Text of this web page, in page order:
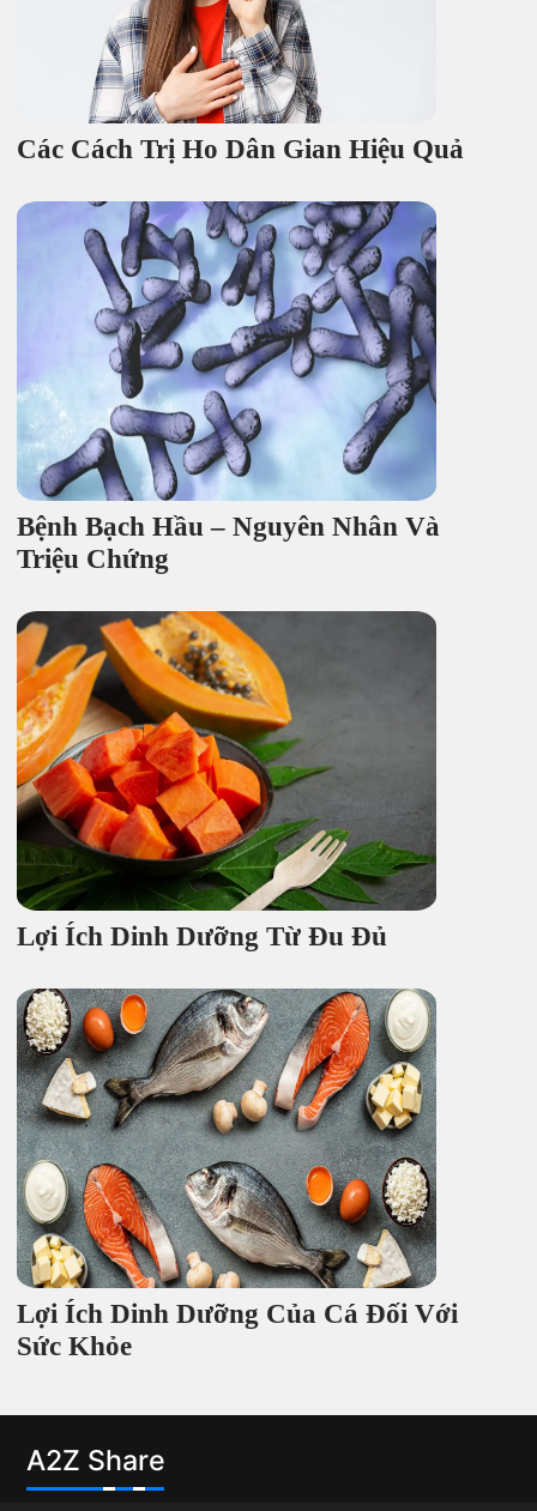
Các Cách Trị Ho Dân Gian Hiệu Quả
Bệnh Bạch Hầu – Nguyên Nhân Và
Triệu Chứng
Lợi Ích Dinh Dưỡng Từ Đu Đủ
Lợi Ích Dinh Dưỡng Của Cá Đối Với
Sức Khỏe
A2Z Share